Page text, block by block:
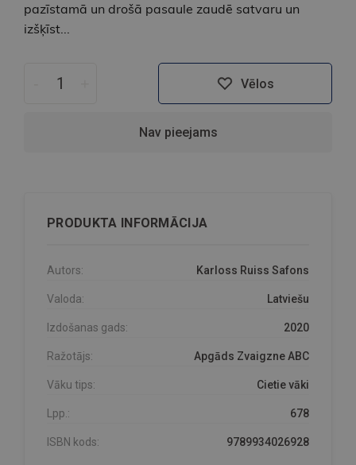
pazīstamā un drošā pasaule zaudē satvaru un
izšķīst...
Vēlos
Nav pieejams
PRODUKTA INFORMĀCIJA
Autors: Karloss Ruiss Safons
Valoda: Latviešu
Izdošanas gads: 2020
Ražotājs: Apgāds Zvaigzne ABC
Vāku tips: Cietie vāki
Lpp.: 678
ISBN kods: 9789934026928